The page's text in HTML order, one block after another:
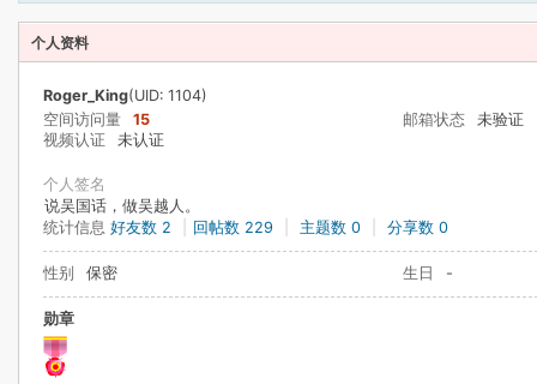
个人资料
Roger_King(UID: 1104)
空间访问量
15 邮箱状态
未验证
视频认证
未认证
个人签名
说吴国话，做吴越人。
统计信息 好友数 2 回帖数 229 主题数 0 分享数 0
性别 保密 生日 -
勋章